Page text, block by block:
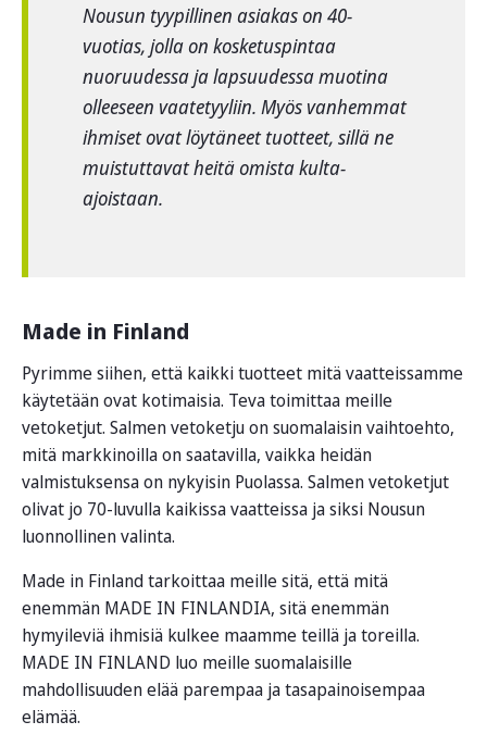
Nousun tyypillinen asiakas on 40-
vuotias, jolla on kosketuspintaa
nuoruudessa ja lapsuudessa muotina
olleeseen vaatetyyliin. Myös vanhemmat
ihmiset ovat löytäneet tuotteet, sillä ne
muistuttavat heitä omista kulta-
ajoistaan.
Made in Finland
Pyrimme siihen, että kaikki tuotteet mitä vaatteissamme
käytetään ovat kotimaisia. Teva toimittaa meille
vetoketjut. Salmen vetoketju on suomalaisin vaihtoehto,
mitä markkinoilla on saatavilla, vaikka heidän
valmistuksensa on nykyisin Puolassa. Salmen vetoketjut
olivat jo 70-luvulla kaikissa vaatteissa ja siksi Nousun
luonnollinen valinta.
Made in Finland tarkoittaa meille sitä, että mitä
enemmän MADE IN FINLANDIA, sitä enemmän
hymyileviä ihmisiä kulkee maamme teillä ja toreilla.
MADE IN FINLAND luo meille suomalaisille
mahdollisuuden elää parempaa ja tasapainoisempaa
elämää.